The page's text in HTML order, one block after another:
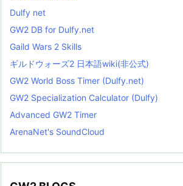
Dulfy net
GW2 DB for Dulfy.net
Gaild Wars 2 Skills
ギルドウォーズ2 日本語wiki(非公式)
GW2 World Boss Timer (Dulfy.net)
GW2 Specialization Calculator (Dulfy)
Advanced GW2 Timer
ArenaNet's SoundCloud